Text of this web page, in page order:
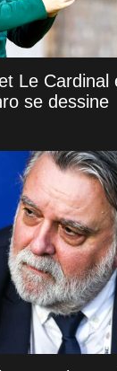
Le Cardinal
se dessine